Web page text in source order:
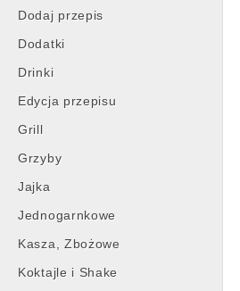
Dodaj przepis
Dodatki
Drinki
Edycja przepisu
Grill
Grzyby
Jajka
Jednogarnkowe
Kasza, Zbożowe
Koktajle i Shake